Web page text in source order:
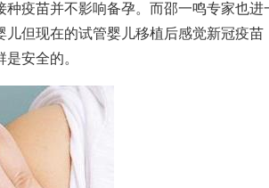
疫苗并不影响备孕。而邵一鸣专家也进
儿但现在的试管婴儿移植后感觉新冠疫苗
安全的。